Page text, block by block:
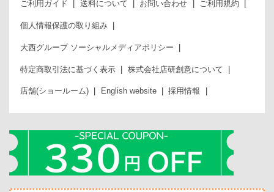
ご利用ガイド 送料について お問い合わせ ご利用規約
個人情報保護の取り組み
大西グループ ソーシャルメディアポリシー
特定商取引法に基づく表示 株式会社店研創意について
店舗(ショールーム) English website 採用情報